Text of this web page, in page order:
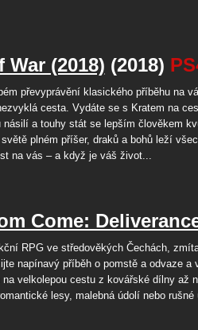
War (2018) (2018)
převyprávění klasického příběhu na
cesta. Vydáte se s Kratem na
násilí a touhy stát se lepším člověkem
plném příšer, draků a bohů leží
na vás – a když je váš život...
Come:
RPG ve středověkých Čechách,
napínavý příběh o pomstě a odvaze a
na velkolepou cestu z kovářské dílny až
lesy, malebná údolí nebo rušné